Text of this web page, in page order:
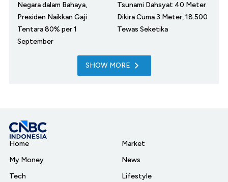
Negara dalam Bahaya,
Presiden Naikkan Gaji
Tentara 80% per 1
September
Tsunami Dahsyat 40 Meter
Dikira Cuma 3 Meter, 18.500
Tewas Seketika
SHOW MORE
Home
My Money
Tech
Market
News
Lifestyle